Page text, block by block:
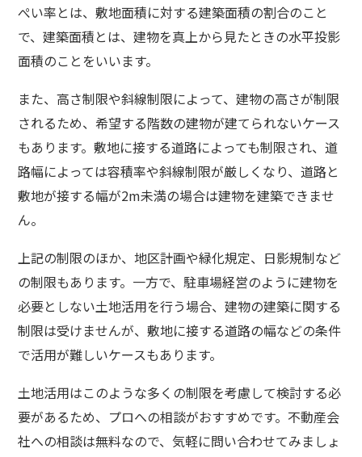
ぺい率とは、敷地面積に対する建築面積の割合のこと
で、建築面積とは、建物を真上から見たときの水平投影
面積のことをいいます。
また、高さ制限や斜線制限によって、建物の高さが制限
されるため、希望する階数の建物が建てられないケース
もあります。敷地に接する道路によっても制限され、道
路幅によっては容積率や斜線制限が厳しくなり、道路と
敷地が接する幅が2m未満の場合は建物を建築できませ
ん。
上記の制限のほか、地区計画や緑化規定、日影規制など
の制限もあります。一方で、駐車場経営のように建物を
必要としない土地活用を行う場合、建物の建築に関する
制限は受けませんが、敷地に接する道路の幅などの条件
で活用が難しいケースもあります。
土地活用はこのような多くの制限を考慮して検討する必
要があるため、プロへの相談がおすすめです。不動産会
社への相談は無料なので、気軽に問い合わせてみましょ